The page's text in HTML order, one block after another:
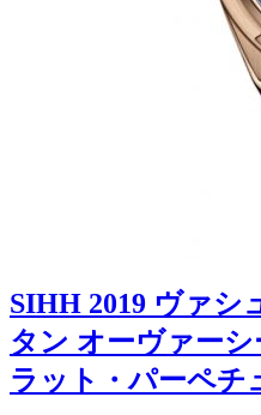
SIHH 2019 ヴァシ
タン オーヴァー
ラット・パーペチ